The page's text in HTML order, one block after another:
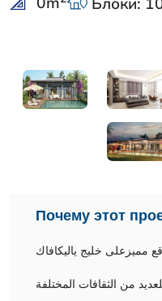
Почему этот
من الثقافات المختلفة